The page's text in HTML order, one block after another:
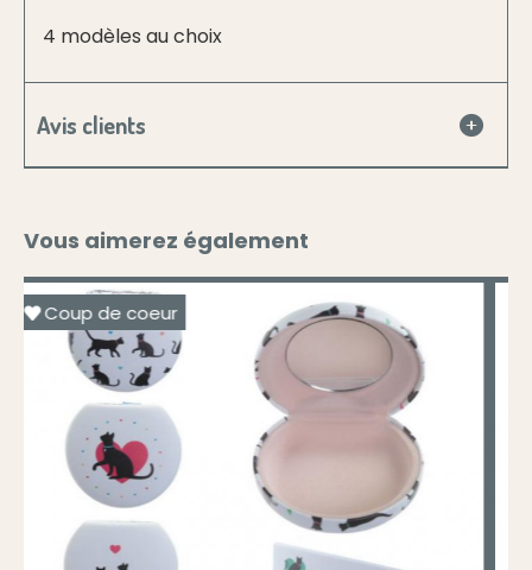
4 modèles au choix
Avis clients
Vous aimerez également
Coup de coeur